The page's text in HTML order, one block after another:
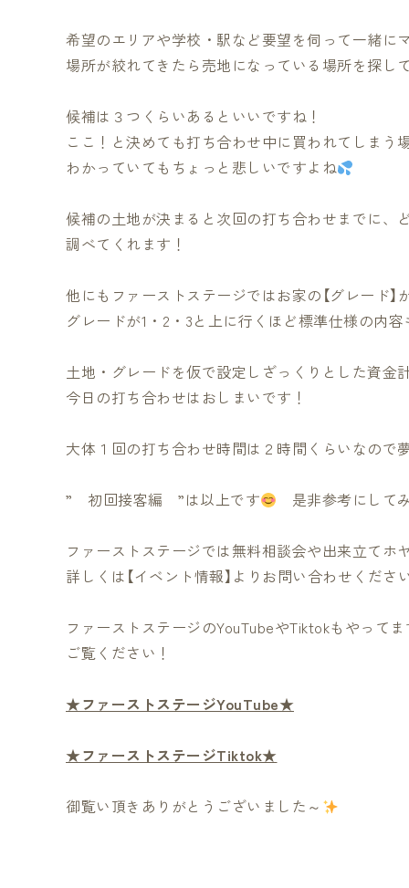
希望のエリアや学校・駅など要望を伺って一緒に
場所が絞れてきたら売地になっている場所を探し
候補は３つくらいあるといいですね！
ここ！と決めても打ち合わせ中に買われてしま
わかっていてもちょっと悲しいですよね
候補の土地が決まると次回の打ち合わせまでに、
調べてくれます！
他にもファーストステージではお家の【グレード
グレードが1・2・3と上に行くほど標準仕様の内
土地・グレードを仮で設定しざっくりとした資
今日の打ち合わせはおしまいです！
大体１回の打ち合わせ時間は２時間くらいなので
” 初回接客編 ”は以上です 是非参考にして
ファーストステージでは無料相談会や出来立てホ
詳しくは【イベント情報】よりお問い合わせくださ
ファーストステージのYouTubeやTiktokもやってま
ご覧ください！
★ファーストステージYouTube★
★ファーストステージTiktok★
御覧い頂きありがとうございました～